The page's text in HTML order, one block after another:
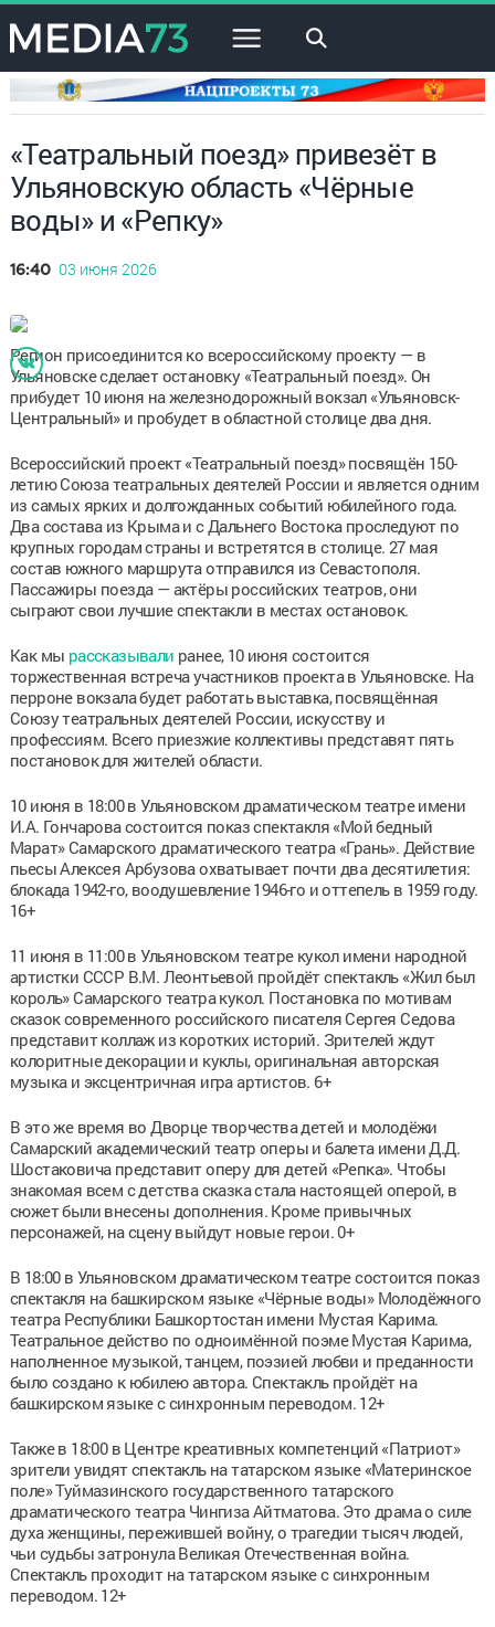
×
«Театральный поезд» привезёт в
Ульяновскую область «Чёрные
воды» и «Репку»
16:40 03 июня 2026
Регион присоединится ко всероссийскому проекту — в
Ульяновске сделает остановку «Театральный поезд». Он
прибудет 10 июня на железнодорожный вокзал «Ульяновск-
Центральный» и пробудет в областной столице два дня.
Всероссийский проект «Театральный поезд» посвящён 150-
летию Союза театральных деятелей России и является одним
из самых ярких и долгожданных событий юбилейного года.
Два состава из Крыма и с Дальнего Востока проследуют по
крупных городам страны и встретятся в столице. 27 мая
состав южного маршрута отправился из Севастополя.
Пассажиры поезда — актёры российских театров, они
сыграют свои лучшие спектакли в местах остановок.
Как мы рассказывали ранее, 10 июня состоится
торжественная встреча участников проекта в Ульяновске. На
перроне вокзала будет работать выставка, посвящённая
Союзу театральных деятелей России, искусству и
профессиям. Всего приезжие коллективы представят пять
постановок для жителей области.
10 июня в 18:00 в Ульяновском драматическом театре имени
И.А. Гончарова состоится показ спектакля «Мой бедный
Марат» Самарского драматического театра «Грань». Действие
пьесы Алексея Арбузова охватывает почти два десятилетия:
блокада 1942-го, воодушевление 1946-го и оттепель в 1959 году.
16+
11 июня в 11:00 в Ульяновском театре кукол имени народной
артистки СССР В.М. Леонтьевой пройдёт спектакль «Жил был
король» Самарского театра кукол. Постановка по мотивам
сказок современного российского писателя Сергея Седова
представит коллаж из коротких историй. Зрителей ждут
колоритные декорации и куклы, оригинальная авторская
музыка и эксцентричная игра артистов. 6+
В это же время во Дворце творчества детей и молодёжи
Самарский академический театр оперы и балета имени Д.Д.
Шостаковича представит оперу для детей «Репка». Чтобы
знакомая всем с детства сказка стала настоящей оперой, в
сюжет были внесены дополнения. Кроме привычных
персонажей, на сцену выйдут новые герои. 0+
В 18:00 в Ульяновском драматическом театре состоится показ
спектакля на башкирском языке «Чёрные воды» Молодёжного
театра Республики Башкортостан имени Мустая Карима.
Театральное действо по одноимённой поэме Мустая Карима,
наполненное музыкой, танцем, поэзией любви и преданности
было создано к юбилею автора. Спектакль пройдёт на
башкирском языке с синхронным переводом. 12+
Также в 18:00 в Центре креативных компетенций «Патриот»
зрители увидят спектакль на татарском языке «Материнское
поле» Туймазинского государственного татарского
драматического театра Чингиза Айтматова. Это драма о силе
духа женщины, пережившей войну, о трагедии тысяч людей,
чьи судьбы затронула Великая Отечественная война.
Спектакль проходит на татарском языке с синхронным
переводом. 12+